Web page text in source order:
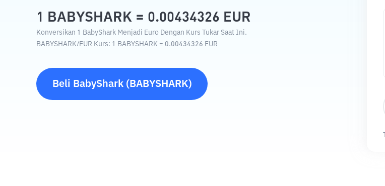
1 BABYSHARK = 0.00434326 EUR
Konversikan 1 BabyShark Menjadi Euro Dengan Kurs Tukar Saat Ini.
BABYSHARK/EUR Kurs: 1 BABYSHARK = 0.00434326 EUR
Beli BabyShark( BABYSHARK)